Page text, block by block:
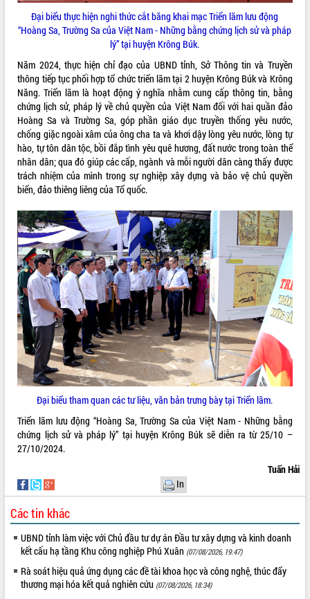
Đề án 06 tạo bước ngoặt đột phá trong
cải cách hành chính tỉnh Đắk Lắk
Kết nối tour, đẩy mạnh chuyển đổi số
để phát triển du lịch Đắk Lắk
Khởi động Dự án Đầu tư xây dựng hạ
tầng kỹ thuật Cụm công nghiệp Tân
Tiến
Gặp mặt các cơ quan báo chí nhân Kỷ
niệm 101 năm Ngày Báo chí Cách
mạng Việt Nam
Đắk Lắk sơ kết 4 năm triển khai thực
hiện Đề án 06 của Chính phủ
Họp báo thông tin về Hội nghị Công bố
Lắk
Khơi thông điểm nghẽn, đẩy nhanh
giải ngân vốn khắc phục thiên tai
HĐND tỉnh thông qua điều chỉnh Quy
hoạch tỉnh thời kỳ 2021-2030
Hội thảo góp ý hồ sơ điều chỉnh quy
hoạch tỉnh Đắk Lắk thời kỳ 2021-2030,
tầm nhìn đến năm 2050
Nâng cao hiệu quả hoạt động của các
doanh nghiệp nhà nước
Hội nghị triển khai kết nối mạng
truyền số liệu chuyên dùng phục vụ cơ
quan Đảng, Nhà nước
Lễ phát động chuỗi hoạt động chung
tay làm sạch môi trường
Xã Ea Kar bước chuyển mình trong
UBND tỉnh họp báo định kỳ tháng 4
năm 2026
Hội thảo khoa học “Giải pháp thúc đẩy
phát triển nền kinh tế xanh tại tỉnh
Đắk Lắk”
Tăng cường giám sát, đôn đốc thực
hiện nhiệm vụ quản lý tài sản công
Đại biểu thực hiện nghi thức cắt băng khai mạc Triển lãm lưu động
“Hoàng Sa, Trường Sa của Việt Nam - Những bằng chứng lịch sử và pháp
lý” tại huyện Krông Búk.
Năm 2024, thực hiện chỉ đạo của UBND tỉnh, Sở Thông tin và Truyền
thông tiếp tục phối hợp tổ chức triển lãm tại 2 huyện Krông Búk và Krông
Năng. Triển lãm là hoạt động ý nghĩa nhằm cung cấp thông tin, bằng
chứng lịch sử, pháp lý về chủ quyền của Việt Nam đối với hai quần đảo
Hoàng Sa và Trường Sa, góp phần giáo dục truyền thống yêu nước,
chống giặc ngoài xâm của ông cha ta và khơi dậy lòng yêu nước, lòng tự
hào, tự tôn dân tộc, bồi đắp tình yêu quê hương, đất nước trong toàn thể
nhân dân; qua đó giúp các cấp, ngành và mỗi người dân càng thấy được
trách nhiệm của mình trong sự nghiệp xây dựng và bảo vệ chủ quyền
biển, đảo thiêng liêng của Tổ quốc.
Đại biểu tham quan các tư liệu, văn bản trưng bày tại Triển lãm.
Triển lãm lưu động “Hoàng Sa, Trường Sa của Việt Nam - Những bằng
chứng lịch sử và pháp lý” tại huyện Krông Búk sẽ diễn ra từ 25/10 –
27/10/2024.
Tuấn Hải
In
Các tin khác
UBND tỉnh làm việc với Chủ đầu tư dự án Đầu tư xây dựng và kinh doanh
kết cấu hạ tầng Khu công nghiệp Phú Xuân (07/08/2026, 19:47)
Rà soát hiệu quả ứng dụng các đề tài khoa học và công nghệ, thúc đẩy
thương mại hóa kết quả nghiên cứu (07/08/2026, 18:34)